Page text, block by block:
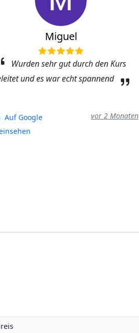
Miguel
Wurden sehr gut durch den Kurs
und es war echt spannend
Auf Google
vor 2 Monaten